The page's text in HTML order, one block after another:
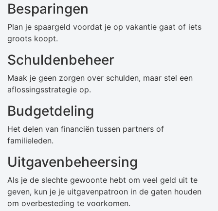
Besparingen
Plan je spaargeld voordat je op vakantie gaat of iets
groots koopt.
Schuldenbeheer
Maak je geen zorgen over schulden, maar stel een
aflossingsstrategie op.
Budgetdeling
Het delen van financiën tussen partners of
familieleden.
Uitgavenbeheersing
Als je de slechte gewoonte hebt om veel geld uit te
geven, kun je je uitgavenpatroon in de gaten houden
om overbesteding te voorkomen.